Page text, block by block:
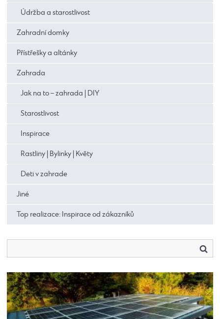
Údržba a starostlivost
Zahradní domky
Přístřešky a altánky
Zahrada
Jak na to – zahrada | DIY
Starostlivost
Inspirace
Rastliny | Bylinky | Květy
Deti v zahrade
Jiné
Top realizace: Inspirace od zákazníků